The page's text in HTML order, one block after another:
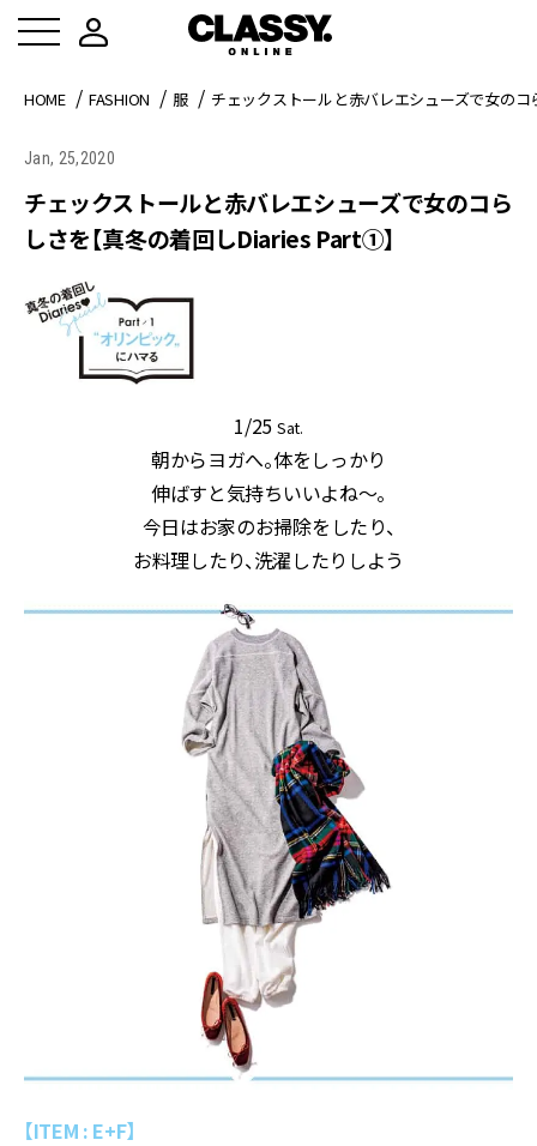
HOME FASHION 服 チェックストールと赤バレエシューズで女の
Jan, 25,2020
チェックストールと赤バレエシューズで女のコら
しさを【真冬の着回しDiaries Part①】
1/25 Sat.
朝からヨガへ。体をしっかり
伸ばすと気持ちいいよね～。
今日はお家のお掃除をしたり、
お料理したり、洗濯したりしよう
【ITEM : E+F】